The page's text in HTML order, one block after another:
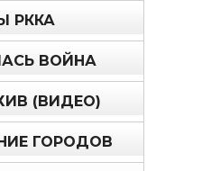
РККА
ВОЙНА
(ВИДЕО)
ГОРОДОВ